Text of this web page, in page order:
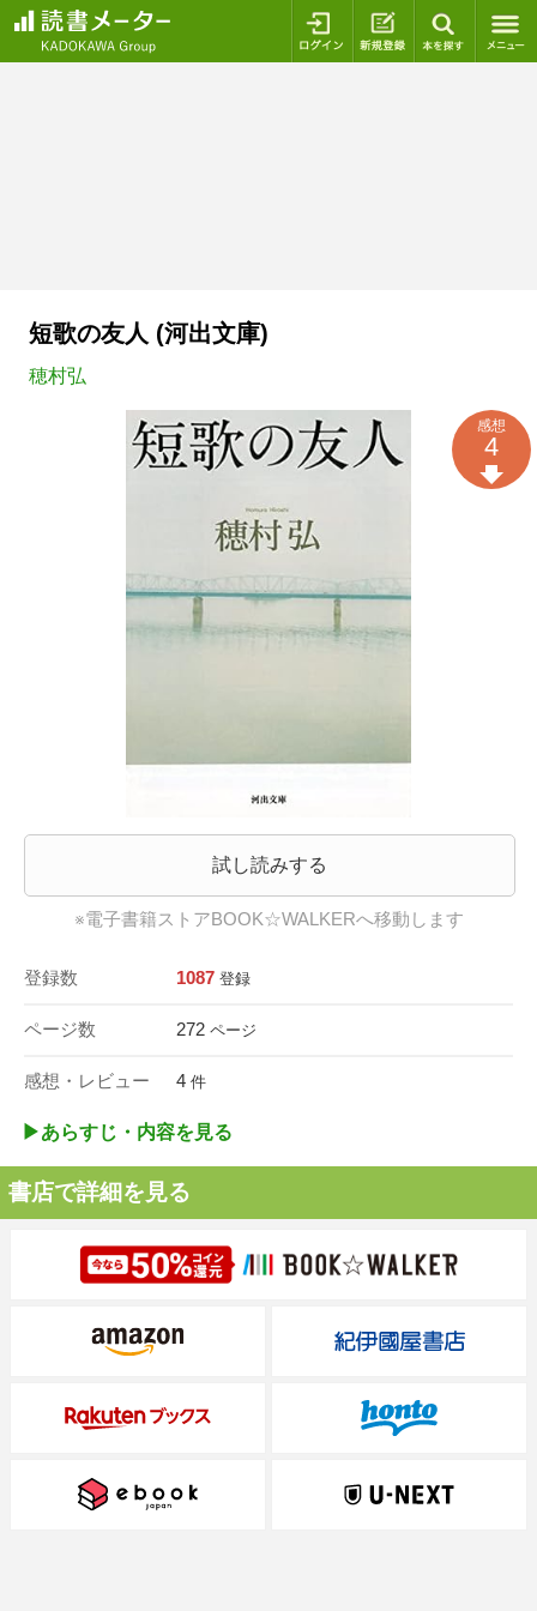
ログイン 新規登録
短歌の友人 (河出文庫)
穂村弘
試し読みする
※電子書籍ストアBOOK☆WALKERへ移動します
登録数 1087 登録
ページ数 272 ページ
感想・レビュー 4 件
感想
4
▶︎あらすじ・内容を見る
書店で詳細を見る